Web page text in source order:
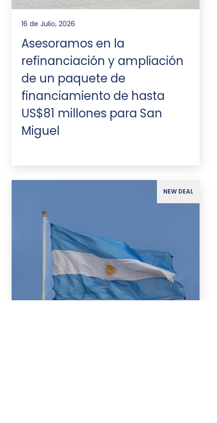
16 de Julio, 2026
Asesoramos en la
refinanciación y ampliación
de un paquete de
financiamiento de hasta
US$81 millones para San
Miguel
NEW DEAL